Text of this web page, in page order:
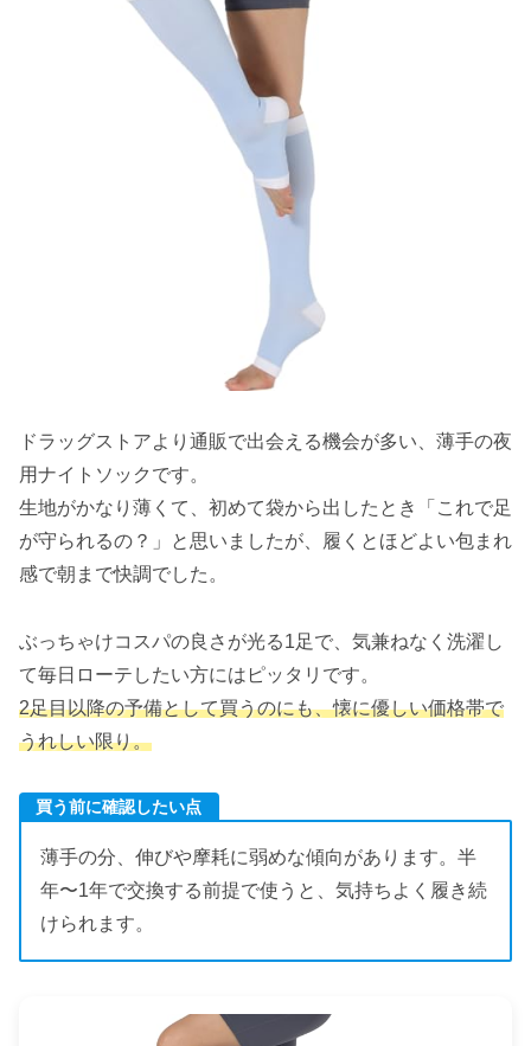
ドラッグストアより通販で出会える機会が多い、薄手の夜
用ナイトソックです。
生地がかなり薄くて、初めて袋から出したとき「これで足
が守られるの？」と思いましたが、履くとほどよい包まれ
感で朝まで快調でした。
ぶっちゃけコスパの良さが光る1足で、気兼ねなく洗濯し
て毎日ローテしたい方にはピッタリです。
2足目以降の予備として買うのにも、懐に優しい価格帯で
うれしい限り。
買う前に確認したい点
薄手の分、伸びや摩耗に弱めな傾向があります。半
年〜1年で交換する前提で使うと、気持ちよく履き続
けられます。